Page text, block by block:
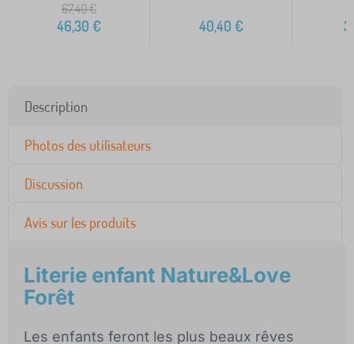
67,40€
46,30 € 40,40 €
Description
Photos des utilisateurs
Discussion
Avis sur les produits
Literie enfant Nature&Love
Forêt
Les enfants feront les plus beaux rêves